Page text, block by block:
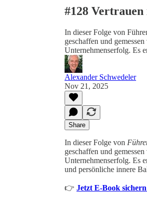
#128 Vertrauen
In dieser Folge von
geschaffen und
Unternehmenserfolg. Es
Alexander Schwedeler
Nov 21, 2025
Share
In dieser Folge von
geschaffen und
Unternehmenserfolg. Es
und persönliche innere
👉 Jetzt E‑Book